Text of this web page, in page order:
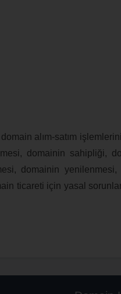
alım-satım
domainin sahipliği,
domainin
ticareti için yasal